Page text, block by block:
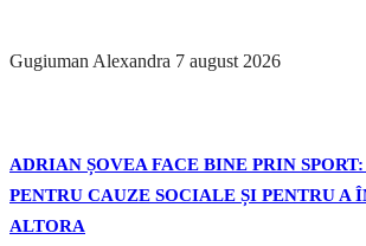
Gugiuman Alexandra 7 august 2026
ADRIAN ȘOVEA FACE BINE PRIN
PENTRU CAUZE SOCIALE ȘI PENTRU A
ALTORA